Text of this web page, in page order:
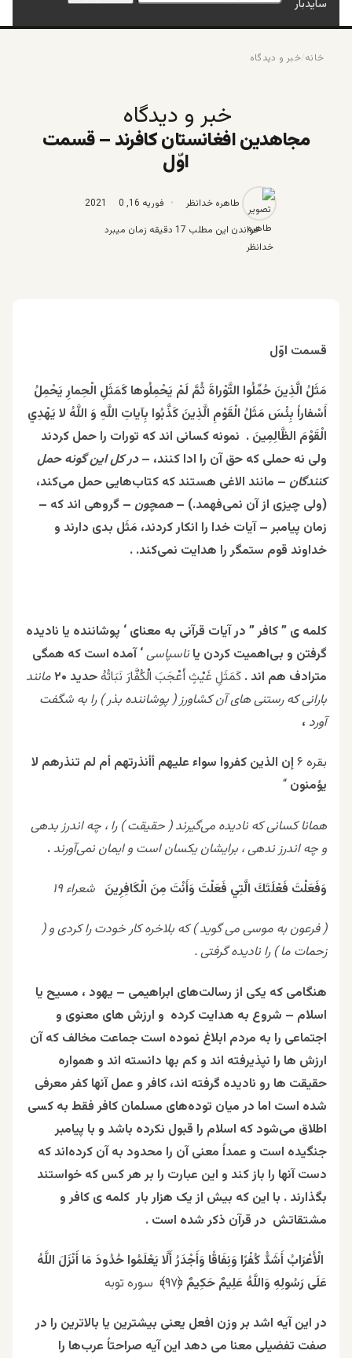
سایدبار
خانه /خبر و دیدگاه
خبر و دیدگاه
مجاهدین افغانستان کافرند – قسمت
اوّل
طاهره خدانظر فوریه 16, 2021
0
خواندن این مطلب 17 دقیقه زمان میبرد
قسمت اوّل
مَثَلُ الَّذِينَ حُمِّلُوا التَّوْراةَ ثُمَّ لَمْ يَحْمِلُوها كَمَثَلِ الْحِمارِ يَحْمِلُ
أَسْفاراً بِئْسَ مَثَلُ الْقَوْمِ الَّذِينَ كَذَّبُوا بِآياتِ اللَّهِ وَ اللَّهُ لا يَهْدِي
الْقَوْمَ الظَّالِمِينَ . نمونه کسانی اند که تورات را حمل کردند
ولی نه حملی که حق آن را ادا کنند، –در کل این گونه حمل
کنندگان – مانند الاغى هستند كه كتاب‌هايى حمل مى‌كند،
(ولى چيزى از آن نمى‌فهمد.) –همچون – گروهى اند كه –
زمان پیامبر – آيات خدا را انكار كردند، مَثَل بدى دارند و
خداوند قوم ستمگر را هدايت نمى‌كند. .
کلمه ی ” کافر ” در آیات قرآنی به معنای ‘ پوشاننده یا نادیده
گرفتن و بی‌اهمیت کردن یا ناسپاسی‘ آمده است که همگی
مترادف هم اند . كَمَثَلِ غَيْثٍ أَعْجَبَ الْكُفَّارَ نَبَاتُهُحدید ۲۰
مانند
بارانی که رستنی های آن کشاورز ( پوشاننده بذر ) را به شگفت
آورد ،
بقره ۶
إن الذين كفروا سواء عليهم أأنذرتهم أم لم تنذرهم لا
يؤمنون “
همانا کسانی که نادیده می‌گیرند ( حقیقت ) را ، چه اندرز بدهی
و چه اندرز ندهی ، برایشان یکسان است و ایمان نمی‌آورند .
وَفَعَلْتَ فَعْلَتَكَ الَّتِي فَعَلْتَ وَأَنْتَ مِنَ الْكَافِرِينَ شعراء ۱۹
( فرعون به موسی می گوید ) که بلاخره کار خودت را کردی و (
زحمات ما ) را نادیده گرفتی .
هنگامی که یکی از رسالت‌های ابراهیمی – یهود ، مسیح یا
اسلام – شروع به هدایت کرده و ارزش های معنوی و
اجتماعی را به مردم ابلاغ نموده است جماعت مخالف که آن
ارزش ها را نپذیرفته اند و کم بها دانسته اند و همواره
حقیقت ها رو نادیده گرفته اند، کافر و عمل آنها کفر معرفی
شده است اما در میان توده‌های مسلمان کافر فقط به کسی
اطلاق می‌شود که اسلام را قبول نکرده باشد و با پیامبر
جنگیده است و عمداً معنی آن را محدود به آن کرده‌اند که
دست آنها را باز کند و این عبارت را بر هر کس که خواستند
بگذارند . با این که بیش از یک هزار بار کلمه ی کافر و
مشتقاتش در قرآن ذکر شده است .
الْأَعْرَابُ أَشَدُّ كُفْرًا وَنِفَاقًا وَأَجْدَرُ أَلَّا يَعْلَمُوا حُدُودَ مَا أَنْزَلَ اللَّهُ
عَلَى رَسُولِهِ وَاللَّهُ عَلِيمٌ حَكِيمٌ ﴿۹۷﴾ سوره توبه
در این آیه اشد بر وزن افعل یعنی بیشترین یا بالاترین را در
صفت تفضیلی معنا می دهد این آیه صراحتاً عرب‌ها را